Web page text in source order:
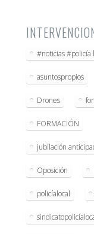
#noticias #policía
asuntospropios
Drones
FORMACIÓN
jubilación
Oposición
policíalocal